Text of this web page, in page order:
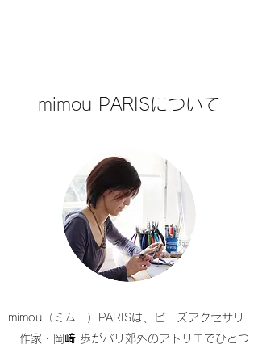
mimou PARISについて
mimou（ミムー）PARISは、ビーズアクセサリ
ー作家・岡﨑 歩がパリ郊外のアトリエでひとつ